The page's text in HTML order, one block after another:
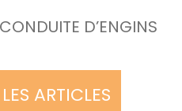
D’ENGINS
ARTICLES